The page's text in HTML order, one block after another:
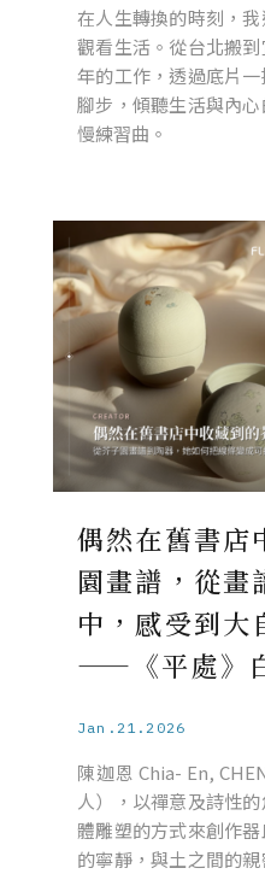
在人生轉換的時刻，
觀看生活。從台北搬
年的工作，透過底片
腳步，傾聽生活與內
慢練習曲。
偶然在舊書店
園畫譜，從畫
中，感受到大
——《平處》
Jan.21.2026
陳迦恩 Chia- En,
人），以禪意及詩性
體雕塑的方式來創作
的寧靜，與土之間的